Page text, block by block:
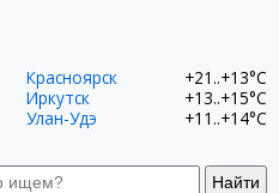
Найти
Красноярск
+21..+13°C
Иркутск
+13..+15°C
Улан-Удэ
+11..+14°C